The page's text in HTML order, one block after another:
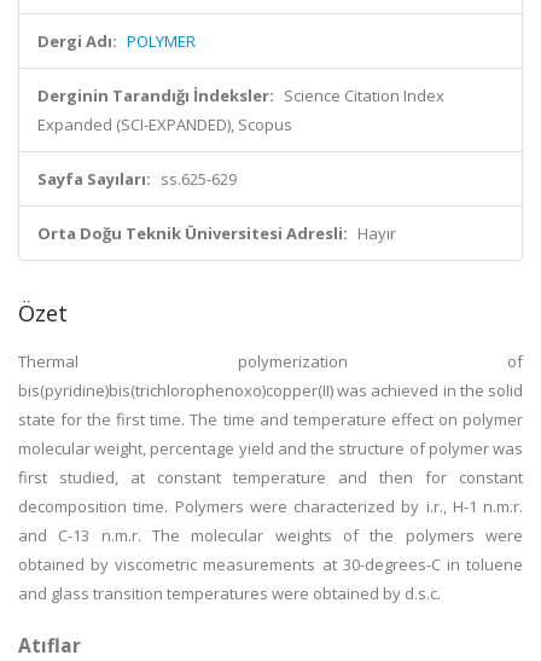
Dergi Adı: POLYMER
Derginin Tarandığı İndeksler: Science Citation Index
Expanded (SCI-EXPANDED), Scopus
Sayfa Sayıları: ss.625-629
Orta Doğu Teknik Üniversitesi Adresli: Hayır
Özet
Thermal polymerization of
bis(pyridine)bis(trichlorophenoxo)copper(II) was achieved in the solid
state for the first time. The time and temperature effect on polymer
molecular weight, percentage yield and the structure of polymer was
first studied, at constant temperature and then for constant
decomposition time. Polymers were characterized by i.r., H-1 n.m.r.
and C-13 n.m.r. The molecular weights of the polymers were
obtained by viscometric measurements at 30-degrees-C in toluene
and glass transition temperatures were obtained by d.s.c.
Atıflar